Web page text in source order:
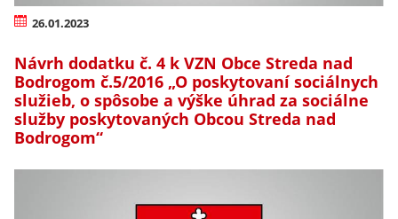
26.01.2023
Návrh dodatku č. 4 k VZN Obce Streda nad
Bodrogom č.5/2016 „O poskytovaní sociálnych
služieb, o spôsobe a výške úhrad za sociálne
služby poskytovaných Obcou Streda nad
Bodrogom“